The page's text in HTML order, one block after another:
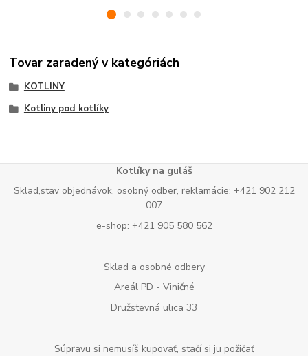
Tovar zaradený v kategóriách
KOTLINY
Kotliny pod kotlíky
Kotlíky na guláš
Sklad,stav objednávok, osobný odber, reklamácie: +421 902 212
007
e-shop: +421 905 580 562
Sklad a osobné odbery
Areál PD - Viničné
Družstevná ulica 33
Súpravu si nemusíš kupovať, stačí si ju požičať